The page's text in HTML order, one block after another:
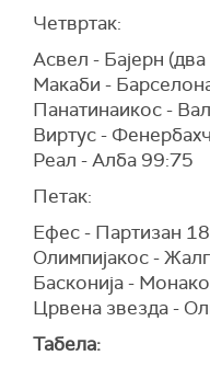
Четвртак:
Асвел - Бајерн
Макаби -
Панатинаикос -
Виртус -
Реал - Алба 99:75
Петак:
Ефес - Партизан
Олимпијакос -
Басконија -
Црвена звезда -
Табела: